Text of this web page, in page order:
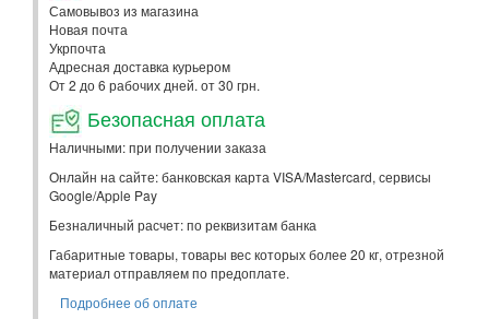
Самовывоз из магазина
Новая почта
Укрпочта
Адресная доставка курьером
От 2 до 6 рабочих дней. от 30 грн.
Безопасная оплата
Наличными: при получении заказа
Онлайн на сайте: банковская карта VISA/Mastercard, сервисы
Google/Apple Pay
Безналичный расчет: по реквизитам банка
Габаритные товары, товары вес которых более 20 кг, отрезной
материал отправляем по предоплате.
Подробнее об оплате